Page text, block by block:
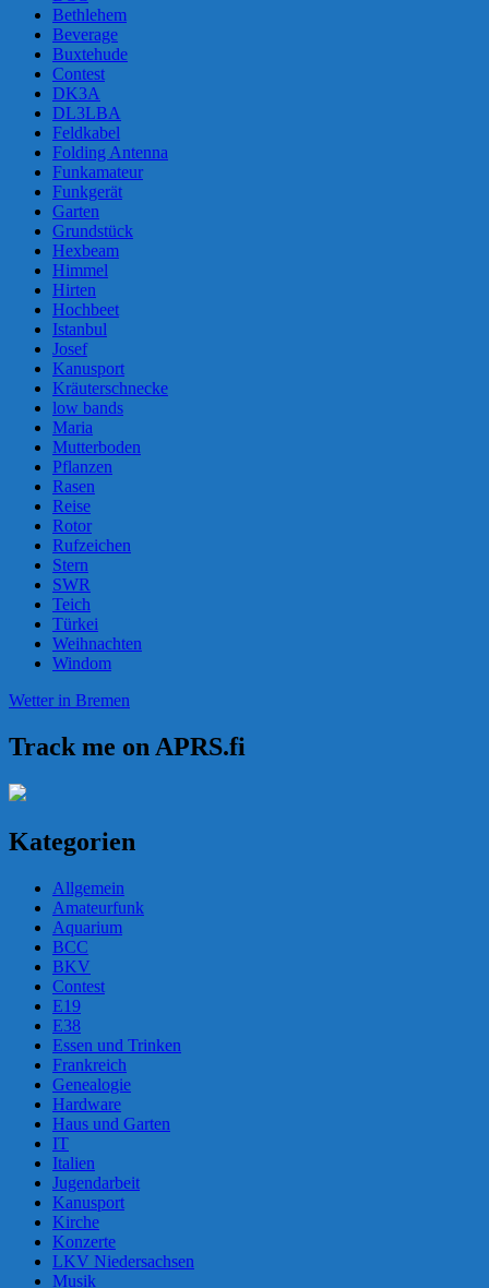
Bethlehem
Beverage
Buxtehude
Contest
DK3A
DL3LBA
Feldkabel
Folding Antenna
Funkamateur
Funkgerät
Garten
Grundstück
Hexbeam
Himmel
Hirten
Hochbeet
Istanbul
Josef
Kanusport
Kräuterschnecke
low bands
Maria
Mutterboden
Pflanzen
Rasen
Reise
Rotor
Rufzeichen
Stern
SWR
Teich
Türkei
Weihnachten
Windom
Wetter in Bremen
Track me on APRS.fi
Kategorien
Allgemein
Amateurfunk
Aquarium
BCC
BKV
Contest
E19
E38
Essen und Trinken
Frankreich
Genealogie
Hardware
Haus und Garten
IT
Italien
Jugendarbeit
Kanusport
Kirche
Konzerte
LKV Niedersachsen
Musik